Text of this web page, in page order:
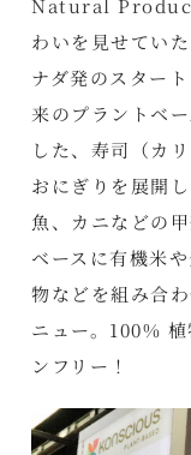
Natural
わいを見せてい
ナダ発のスター
来のプラントベ
した、寿司（カ
おにぎりを展開
魚、カニなどの
ベースに有機米
物などを組み合
ニュー。100%
ンフリー！